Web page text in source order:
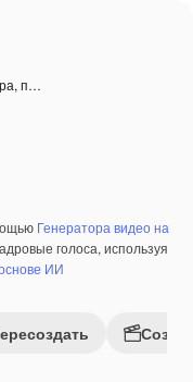
п…
Генератора видео на
голоса, используя
ИИ